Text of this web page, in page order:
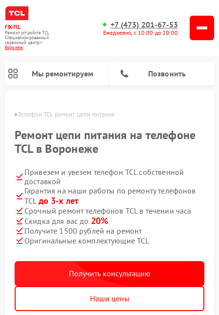
FIX-TCL
Ремонт устройств TCL
Специализированный
cервисный центр г.
Воронеж
+7 (473) 201-67-53
Ежедневно, с 10:00 до 20:00
Мы ремонтируем Позвонить
Телефон TCL ремонт цепи питания
Ремонт цепи питания на телефоне
TCL в Воронеже
Привезем и увезем телефон TCL собственной
доставкой
Гарантия на наши работы по ремонту телефонов
TCL до 3-х лет
Срочный ремонт телефонов TCL в течении часа
Скидка для вас до 20%
Получите 1500 рублей на ремонт
Оригинальные комплектующие TCL
Получить консультацию
Наши цены